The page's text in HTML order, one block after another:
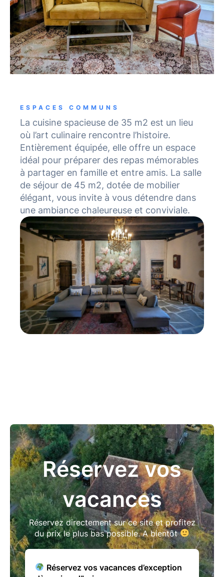
ESPACES COMMUNS
La cuisine spacieuse de 35 m2 est un lieu
où l’art culinaire rencontre l’histoire.
Entièrement équipée, elle offre un espace
idéal pour préparer des repas mémorables
à partager en famille et entre amis. La salle
de séjour de 45 m2, dotée de mobilier
élégant, vous invite à vous détendre dans
une ambiance chaleureuse et conviviale.
Réservez vos
vacances
Réservez directement sur ce site et profitez
du prix le plus bas possible. A bientôt
Réservez vos vacances d’exception